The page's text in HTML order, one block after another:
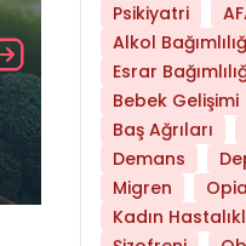
Daha Az
Psikiyatri
Alkol
Esrar
Bebek Gelişimi
Baş Ağrıları
Demans
Migren
Kadın